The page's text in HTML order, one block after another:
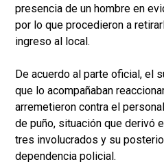
presencia de un hombre en
por lo que procedieron a
ingreso al local.
De acuerdo al parte oficial, el
que lo acompañaban
arremetieron contra el
de puño, situación que derivó
tres involucrados y su
dependencia policial.